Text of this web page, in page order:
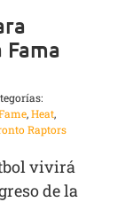
,Heat,
Raptors
vivirá
de la